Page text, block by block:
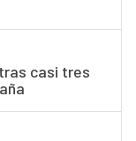
casi tres